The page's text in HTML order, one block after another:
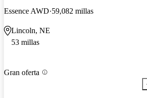
Essence AWD 59,082 millas
Lincoln, NE
53 millas
Gran oferta